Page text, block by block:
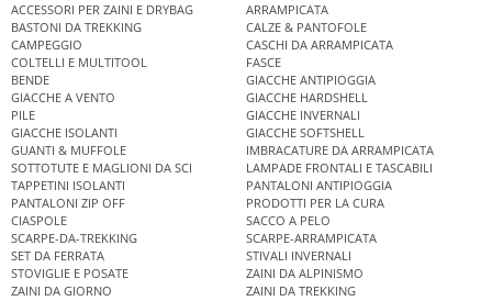
ACCESSORI PER ZAINI E DRYBAG
ARRAMPICATA
BASTONI DA TREKKING
CALZE & PANTOFOLE
CAMPEGGIO
CASCHI DA ARRAMPICATA
COLTELLI E MULTITOOL
FASCE
BENDE
GIACCHE ANTIPIOGGIA
GIACCHE A VENTO
GIACCHE HARDSHELL
PILE
GIACCHE INVERNALI
GIACCHE ISOLANTI
GIACCHE SOFTSHELL
GUANTI & MUFFOLE
IMBRACATURE DA ARRAMPICATA
SOTTOTUTE E MAGLIONI DA SCI
LAMPADE FRONTALI E TASCABILI
TAPPETINI ISOLANTI
PANTALONI ANTIPIOGGIA
PANTALONI ZIP OFF
PRODOTTI PER LA CURA
CIASPOLE
SACCO A PELO
SCARPE-DA-TREKKING
SCARPE-ARRAMPICATA
SET DA FERRATA
STIVALI INVERNALI
STOVIGLIE E POSATE
ZAINI DA ALPINISMO
ZAINI DA GIORNO
ZAINI DA TREKKING